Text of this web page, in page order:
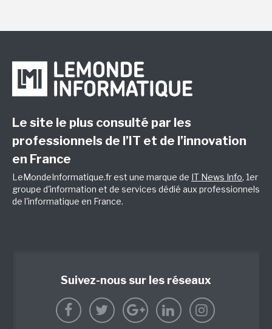
Le site le plus consulté par les
professionnels de l’IT et de l’innovation
en France
LeMondeInformatique.fr est une marque de IT News Info, 1er
groupe d'information et de services dédié aux professionnels
de l'informatique en France.
Suivez-nous sur les réseaux